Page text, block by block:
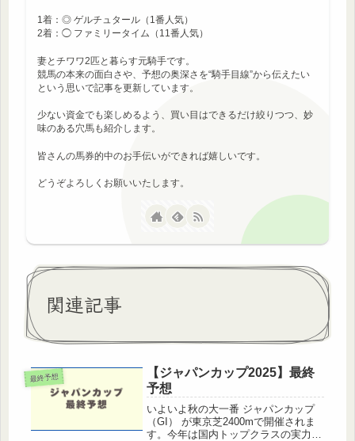
1着：◎ ゲルチュタール（1番人気）
2着：◯ ファミリータイム（11番人気）
妻とチワワ2匹と暮らす元騎手です。
競馬の本来の面白さや、予想の奥深さを“騎手目線”から伝えたい
という思いで記事を更新しています。
少ない資金でも楽しめるよう、買い目はできるだけ絞りつつ、妙
味のある穴馬も紹介します。
皆さんの馬券的中のお手伝いができれば嬉しいです。
どうぞよろしくお願いいたします。
関連記事
最終予想
【ジャパンカップ2025】最終
予想
いよいよ秋の大一番 ジャパンカップ
（GI） が東京芝2400mで開催されま
す。今年は国内トップクラスの実力馬